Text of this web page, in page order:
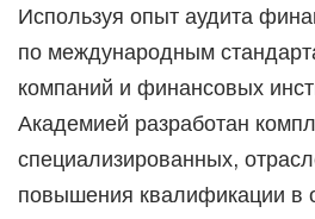
Используя опыт аудита
по международным
компаний и финансовых
Академией разработан
специализированных,
повышения квалификации